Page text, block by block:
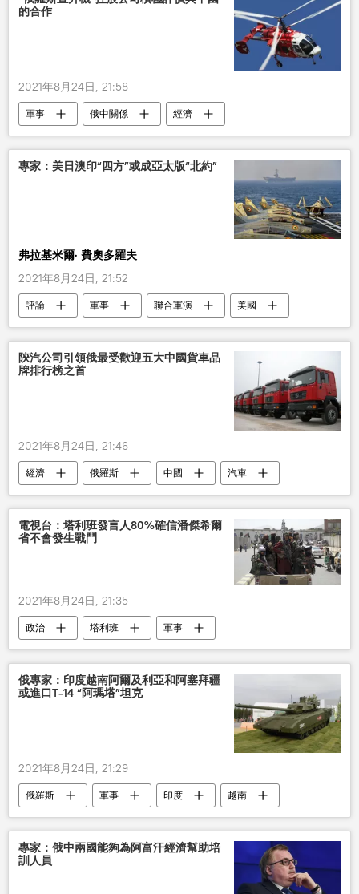
的合作
2021年8月24日, 21:58
軍事 俄中關係
經濟
直升機
專家：美日澳印“四方”或成亞太版“北約”
弗拉基米爾· 費奧多羅夫
2021年8月24日, 21:52
評論 軍事 聯合軍演
美國
日本
澳大利亞 印度
陝汽公司引領俄最受歡迎五大中國貨車品
牌排行榜之首
2021年8月24日, 21:46
經濟 俄羅斯 中國
汽車
中國品牌
電視台：塔利班發言人80%確信潘傑希爾
省不會發生戰鬥
2021年8月24日, 21:35
政治 塔利班
軍事
潘傑希爾省
阿富汗局勢加劇
俄專家：印度越南阿爾及利亞和阿塞拜疆
或進口T-14 “阿瑪塔”坦克
2021年8月24日, 21:29
俄羅斯 軍事 印度
越南
坦克
專家：俄中兩國能夠為阿富汗經濟幫助培
訓人員